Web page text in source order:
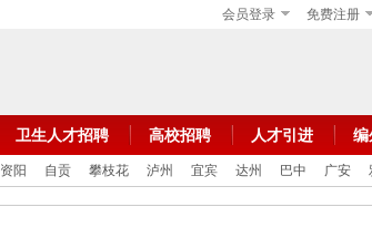
会员登录 免费注册
卫生人才招聘 高校招聘 人才引进 编
资阳 自贡 攀枝花 泸州 宜宾 达州 巴中 广安